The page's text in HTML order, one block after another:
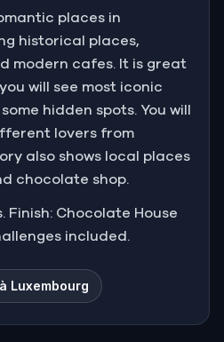
places in
historical places,
modern cafes. It is great
will see most iconic
hidden spots. You will
lovers from
also shows local places
chocolate shop.
Finish: Chocolate House
included.
Luxembourg